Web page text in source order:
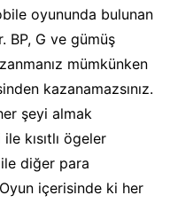
oyununda bulunan
BP, G ve gümüş
mümkünken
kazanamazsınız.
şeyi almak
kısıtlı ögeler
diğer para
içerisinde ki her